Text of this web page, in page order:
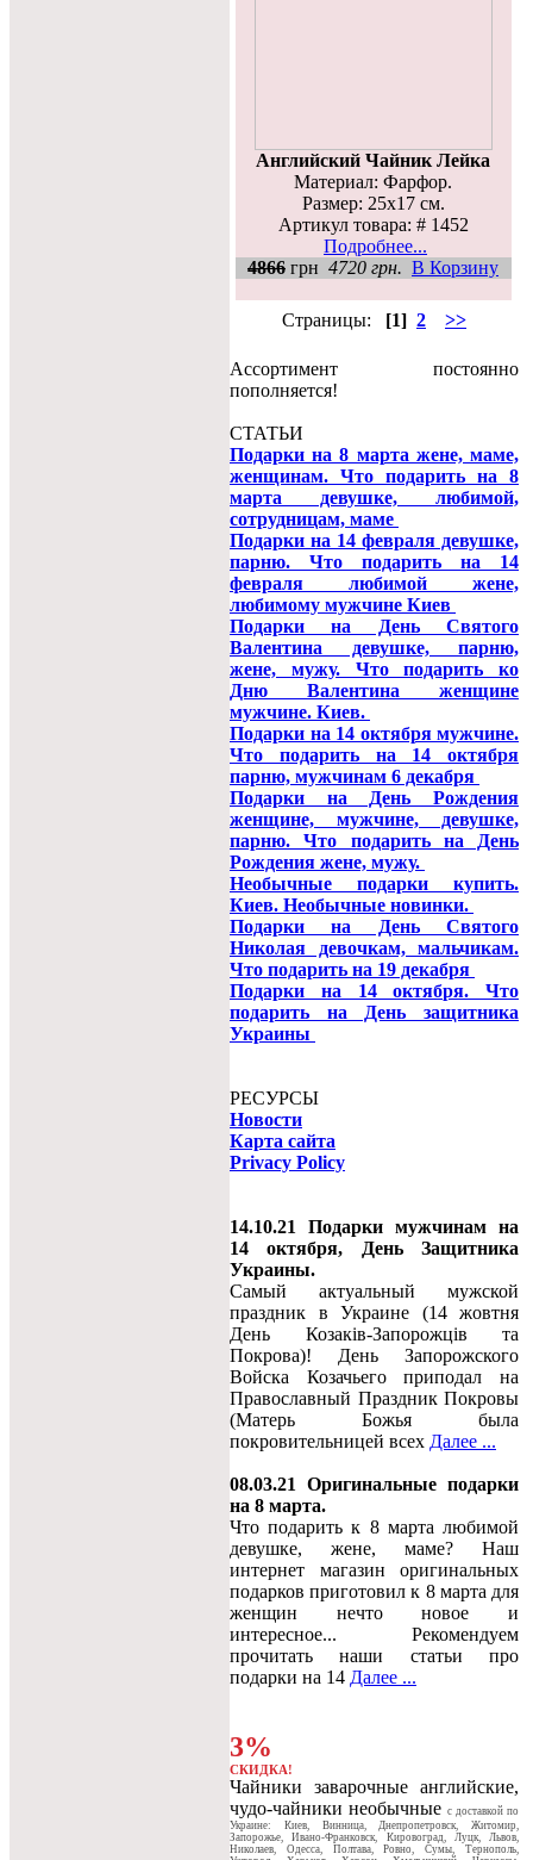
Английский Чайник Лейка
Материал: Фарфор.
Размер: 25х17 см.
Артикул товара: # 1452
Подробнее...
4866 грн 4720 грн. В Корзину
Страницы: [1] 2 >>
Ассортимент постоянно
пополняется!
СТАТЬИ
Подарки на 8 марта жене, маме,
женщинам. Что подарить на 8
марта девушке, любимой,
сотрудницам, маме
Подарки на 14 февраля девушке,
парню. Что подарить на 14
февраля любимой жене,
любимому мужчине Киев
Подарки на День Святого
Валентина девушке, парню,
жене, мужу. Что подарить ко
Дню Валентина женщине
мужчине. Киев.
Подарки на 14 октября мужчине.
Что подарить на 14 октября
парню, мужчинам 6 декабря
Подарки на День Рождения
женщине, мужчине, девушке,
парню. Что подарить на День
Рождения жене, мужу.
Необычные подарки купить.
Киев. Необычные новинки.
Подарки на День Святого
Николая девочкам, мальчикам.
Что подарить на 19 декабря
Подарки на 14 октября. Что
подарить на День защитника
Украины
РЕСУРСЫ
Новости
Карта сайта
Privacy Policy
14.10.21 Подарки мужчинам на
14 октября, День Защитника
Украины.
Самый актуальный мужской
праздник в Украине (14 жовтня
День Козаків-Запорожців та
Покрова)! День Запорожского
Войска Козачьего приподал на
Православный Праздник Покровы
(Матерь Божья была
покровительницей всех Далее ...
08.03.21 Оригинальные подарки
на 8 марта.
Что подарить к 8 марта любимой
девушке, жене, маме? Наш
интернет магазин оригинальных
подарков приготовил к 8 марта для
женщин нечто новое и
интересное... Рекомендуем
прочитать наши статьи про
подарки на 14 Далее ...
3%
СКИДКА!
Чайники заварочные английские,
чудо-чайники необычные c доставкой по
Украине: Киев, Винница, Днепропетровск, Житомир,
Запорожье, Ивано-Франковск, Кировоград, Луцк, Львов,
Николаев, Одесса, Полтава, Ровно, Сумы, Тернополь,